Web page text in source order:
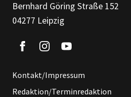
Bernhard Göring Straße 152
04277 Leipzig
Kontakt/Impressum
Redaktion/Terminredaktion